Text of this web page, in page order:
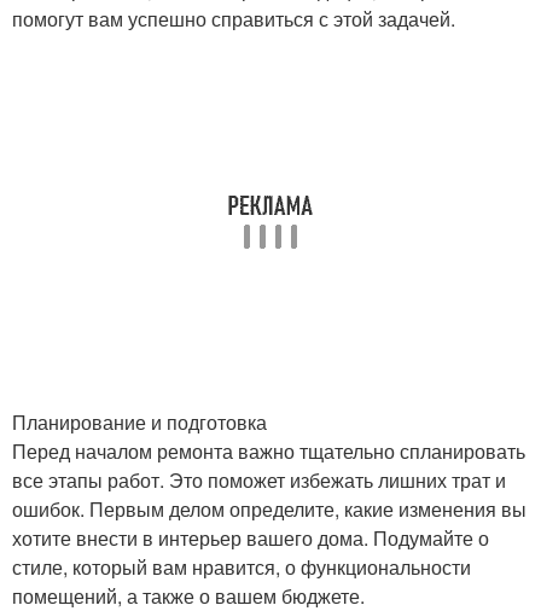
помогут вам успешно справиться с этой задачей.
Планирование и подготовка
Перед началом ремонта важно тщательно спланировать
все этапы работ. Это поможет избежать лишних трат и
ошибок. Первым делом определите, какие изменения вы
хотите внести в интерьер вашего дома. Подумайте о
стиле, который вам нравится, о функциональности
помещений, а также о вашем бюджете.